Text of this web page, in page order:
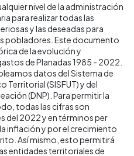
nivel de la administración
para realizar todas las
y las deseadas para
pobladores. Este documento
de la evolución y
de Planadas 1985 - 2022.
datos del Sistema de
Territorial (SISFUT) y del
(DNP). Para permitir la
todas las cifras son
del 2022 y en términos per
inflación y por el crecimiento
Así mismo, esto permitirá
entidades territoriales de